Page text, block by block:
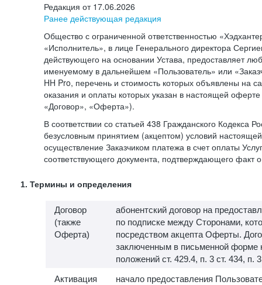
Редакция от 17.06.2026
Ранее действующая редакция
Общество с ограниченной ответственностью
«Исполнитель», в лице Генерального директора
действующего на основании Устава, предоставляет
именуемому в дальнейшем «Пользователь» или
HH Pro, перечень и стоимость которых объявлены на
оказания и оплаты которых указан в настоящей
«Договор», «Оферта»).
В соответствии со статьей 438 Гражданского Кодекса
безусловным принятием (акцептом) условий
осуществление Заказчиком платежа в счет оплаты
соответствующего документа, подтверждающего факт
1. Термины и определения
Договор
(также
Оферта)
абонентский договор на
по подписке между Сторонами,
посредством акцепта Оферты.
заключенным в письменной форме
положений ст. 429.4, п. 3 ст. 434, п.
Активация
начало предоставления